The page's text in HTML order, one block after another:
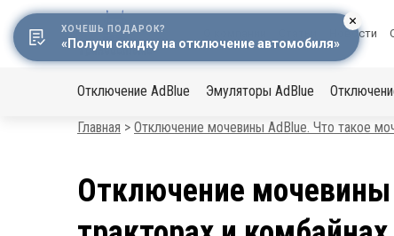
Меню
в
шапке
Новости
Основная
Отключение AdBlue Эмуляторы AdBlue
Строка
Главная Отключение мочевины AdBlue. Что такое
Отключение мочевины
ХОЧЕШЬ ПОДАРОК?
«Получи скидку на отключение автомобиля»